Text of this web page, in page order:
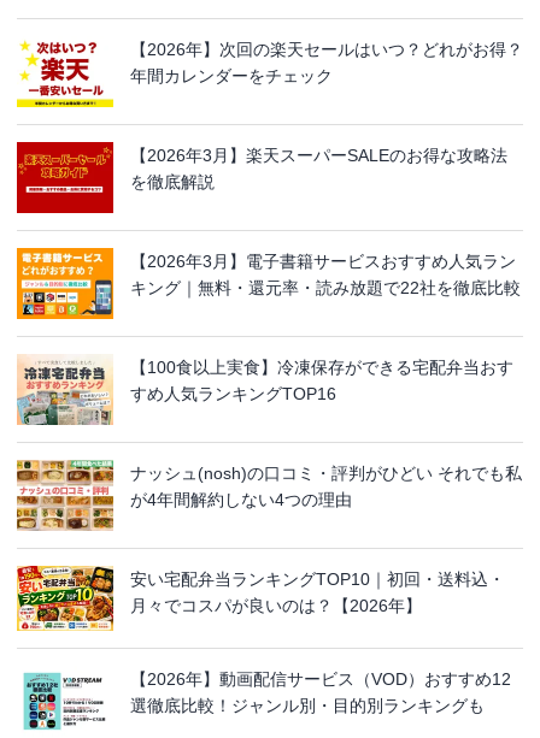
【2026年】次回の楽天セールはいつ？どれがお得？
年間カレンダーをチェック
【2026年3月】楽天スーパーSALEのお得な攻略法
を徹底解説
【2026年3月】電子書籍サービスおすすめ人気ラン
キング｜無料・還元率・読み放題で22社を徹底比較
【100食以上実食】冷凍保存ができる宅配弁当おす
すめ人気ランキングTOP16
ナッシュ(nosh)の口コミ・評判がひどい それでも私
が4年間解約しない4つの理由
安い宅配弁当ランキングTOP10｜初回・送料込・
月々でコスパが良いのは？【2026年】
【2026年】動画配信サービス（VOD）おすすめ12
選徹底比較！ジャンル別・目的別ランキングも